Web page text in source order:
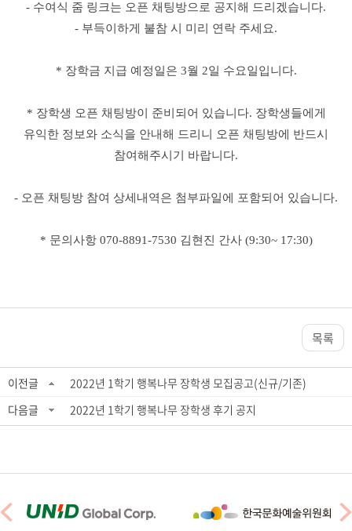
- 수여식 줌 링크는 오픈 채팅방으로 공지해 드리겠습니다.
- 부득이하게 불참 시 미리 연락 주세요.
* 장학금 지급 예정일은 3월 2일 수요일입니다.
* 장학생 오픈 채팅방이 준비되어 있습니다. 장학생들에게
유익한 정보와 소식을 안내해 드리니 오픈 채팅방에 반드시
참여해주시기 바랍니다.
- 오픈 채팅방 참여 상세내역은 첨부파일에 포함되어 있습니다.
* 문의사항 070-8891-7530 김현진 간사 (9:30~ 17:30)
목록
이전글
2022년 1학기 행복나무 장학생 모집공고(신규/기존)
다음글
2022년 1학기 행복나무 장학생 후기 공지